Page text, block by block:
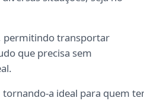
permitindo transportar
que precisa sem
a ideal para quem